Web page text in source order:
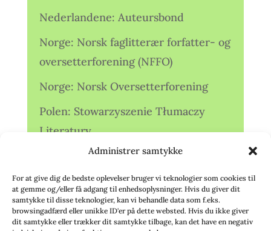
Administrer samtykke
For at give dig de bedste oplevelser bruger vi teknologier som cookies til
at gemme og/eller få adgang til enhedsoplysninger. Hvis du giver dit
samtykke til disse teknologier, kan vi behandle data som f.eks.
browsingadfærd eller unikke ID'er på dette websted. Hvis du ikke giver
dit samtykke eller trækker dit samtykke tilbage, kan det have en negativ
Nederlandene: Auteursbond
Norge: Norsk faglitterær forfatter- og
oversetterforening (NFFO)
Norge: Norsk Oversetterforening
Polen: Stowarzyszenie Tłumaczy
Literatury
Storbritannien: Translators
Association (TA)
Sverige: Översättarsektionen (Ö.)
Sverige: Översättarcentrum (ÖC)